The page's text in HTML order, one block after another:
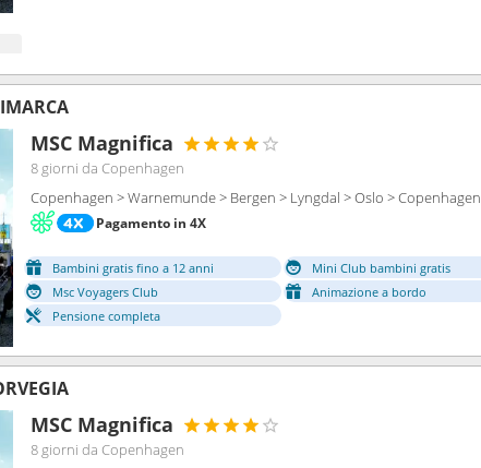
MSC Magnifica
8 giorni da Copenhagen
Copenhagen > Warnemunde > Bergen > Lyngdal > Oslo > Copenhagen
Pagamento in 4X
Bambini gratis fino a 12 anni
Mini Club bambini gratis
Msc Voyagers Club
Animazione a bordo
Pensione completa
MSC Magnifica
8 giorni da Copenhagen